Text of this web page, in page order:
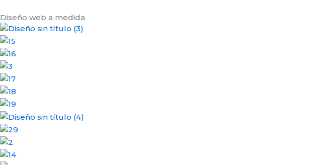
Diseño web a medida